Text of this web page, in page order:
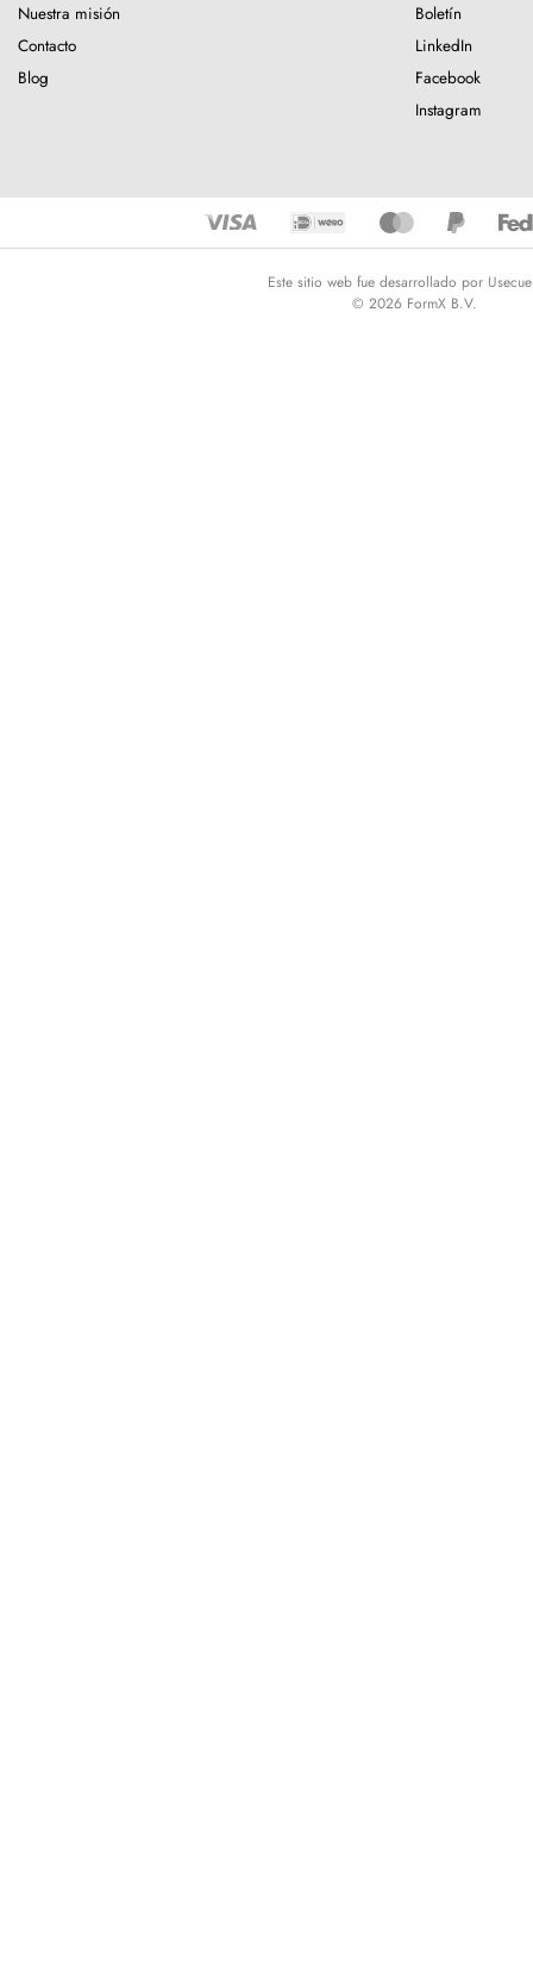
Nuestra misión
Contacto
Blog
Boletín
LinkedIn
Facebook
Instagram
Este sitio web fue desarrollado por
© 2026 FormX B.V.